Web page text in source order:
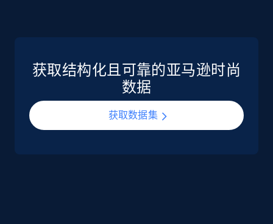
获取结构化且可靠的亚马逊时尚
数据
获取数据集